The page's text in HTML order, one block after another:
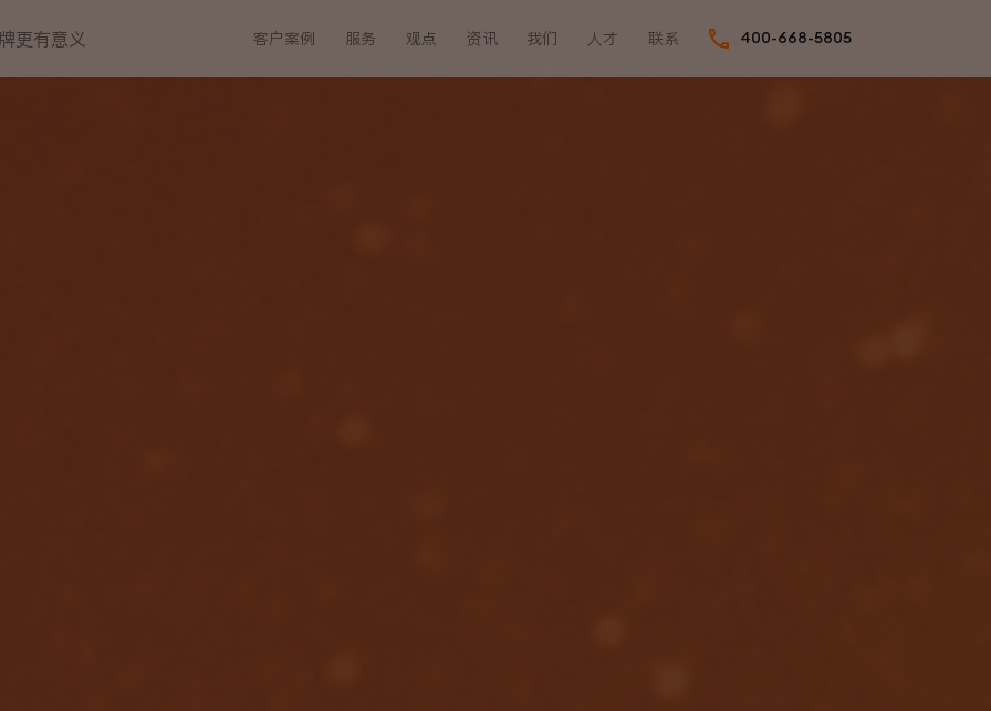
更有意义 客户案例 服务 观点 资讯 我们 人才 联系 400-668-5805